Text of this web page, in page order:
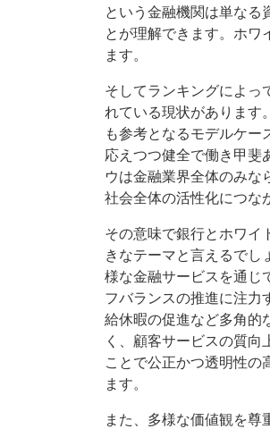
という金融機関は単なる
とが理解できます。ホワ
ます。
そしてランキングによっ
れている現状があります
も参考となるモデルケー
応えつつ健全で働き甲斐
ウは金融業界全体のみな
社会全体の活性化につな
その意味で銀行とホワイ
きなテーマと言えるでし
様な金融サービスを通じ
フバランスの推進に注力
給休暇の促進など多角的
く、顧客サービスの質
ことで公正かつ透明性の
ます。
また、多様な価値観を尊